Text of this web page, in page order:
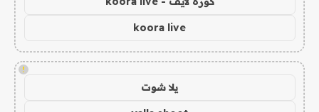
koora live
!
يلا شوت